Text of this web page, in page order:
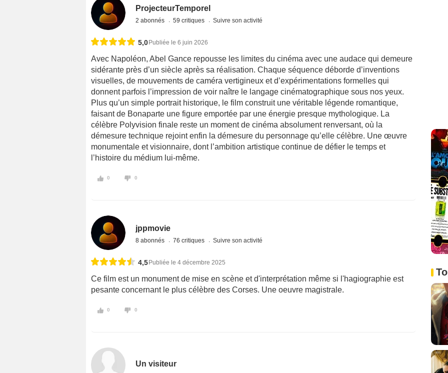
ProjecteurTemporel
2 abonnés 59 critiques Suivre son activité
5,0 Publiée le 6 juin 2026
Avec Napoléon, Abel Gance repousse les limites du cinéma avec une audace qui demeure
sidérante près d’un siècle après sa réalisation. Chaque séquence déborde d’inventions
visuelles, de mouvements de caméra vertigineux et d’expérimentations formelles qui
donnent parfois l’impression de voir naître le langage cinématographique sous nos yeux.
Plus qu’un simple portrait historique, le film construit une véritable légende romantique,
faisant de Bonaparte une figure emportée par une énergie presque mythologique. La
célèbre Polyvision finale reste un moment de cinéma absolument renversant, où la
démesure technique rejoint enfin la démesure du personnage qu’elle célèbre. Une œuvre
monumentale et visionnaire, dont l’ambition artistique continue de défier le temps et
l’histoire du médium lui-même.
0 0
jppmovie
8 abonnés 76 critiques Suivre son activité
4,5Publiée le 4 décembre 2025
Ce film est un monument de mise en scène et d'interprétation même si l'hagiographie est
pesante concernant le plus célèbre des Corses. Une oeuvre magistrale.
0 0
Un visiteur